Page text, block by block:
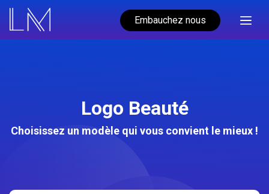
Embauchez nous
Logo Beauté
Choisissez un modèle qui vous convient le mieux !